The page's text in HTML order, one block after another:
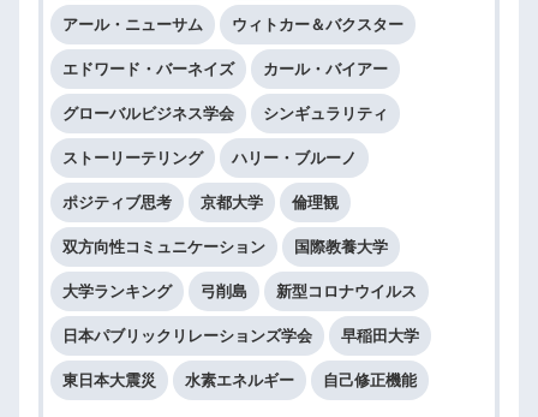
アール・ニューサム ウィトカー＆バクスター
エドワード・バーネイズ カール・バイアー
グローバルビジネス学会 シンギュラリティ
ストーリーテリング ハリー・ブルーノ
ポジティブ思考 京都大学 倫理観
双方向性コミュニケーション 国際教養大学
大学ランキング 弓削島 新型コロナウイルス
日本パブリックリレーションズ学会 早稲田大学
東日本大震災 水素エネルギー 自己修正機能